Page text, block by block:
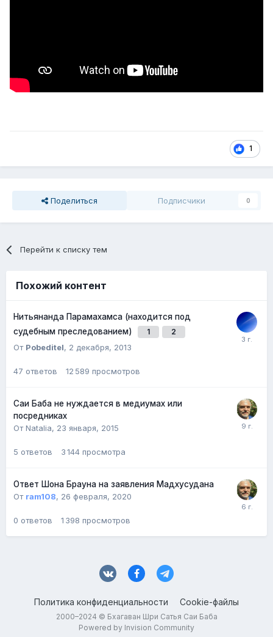
1
Поделиться Подписчики 0
Перейти к списку тем
Похожий контент
Нитьянанда Парамахамса (находится под
судебным преследованием)
1 2
От Pobeditel, 2 декабря, 2013
47 ответов 12 589 просмотров
Саи Баба не нуждается в медиумах или
посредниках
От Natalia, 23 января, 2015
5 ответов 3 144 просмотра
Ответ Шона Брауна на заявления Мадхусудана
От ram108, 26 февраля, 2020
0 ответов 1 398 просмотров
Политика конфиденциальности Cookie-файлы
2000–2024 © Бхагаван Шри Сатья Саи Баба
Powered by Invision Community